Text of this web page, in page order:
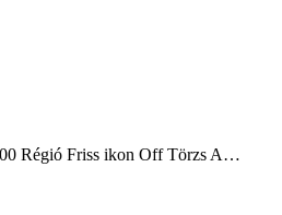
Régió Friss ikon Off Törzs A…